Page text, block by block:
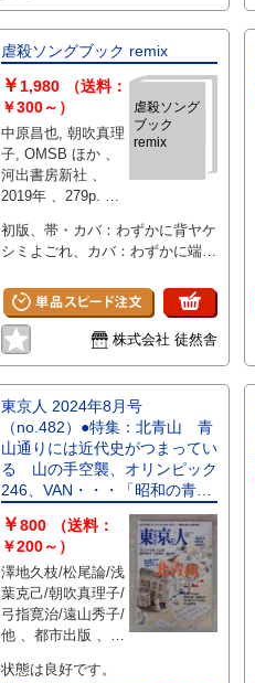
虐殺ソングブック remix
虐殺ソング
ブック
remix
￥ 1,980
（送料：
￥300～）
中原昌也, 朝吹真理
子, OMSB ほか 、
河出書房新社 、
2019年 、279p. 、
初版、帯・カバ：わずかに背ヤケ
シミよごれ、カバ：わずかに端ヨ
株式会社 徒然舎
東京人 2024年8月号
（no.482）●特集：北青山 青
山通りには近代史がつまってい
る 山の手空襲、オリンピック
246、VAN・・・「昭和の青
￥800
（送料：
￥200～）
澤地久枝/松尾論/浅
葉克己/朝吹真理子/
弓指寛治/遠山秀子/
他 、都市出版 、
状態は良好です。